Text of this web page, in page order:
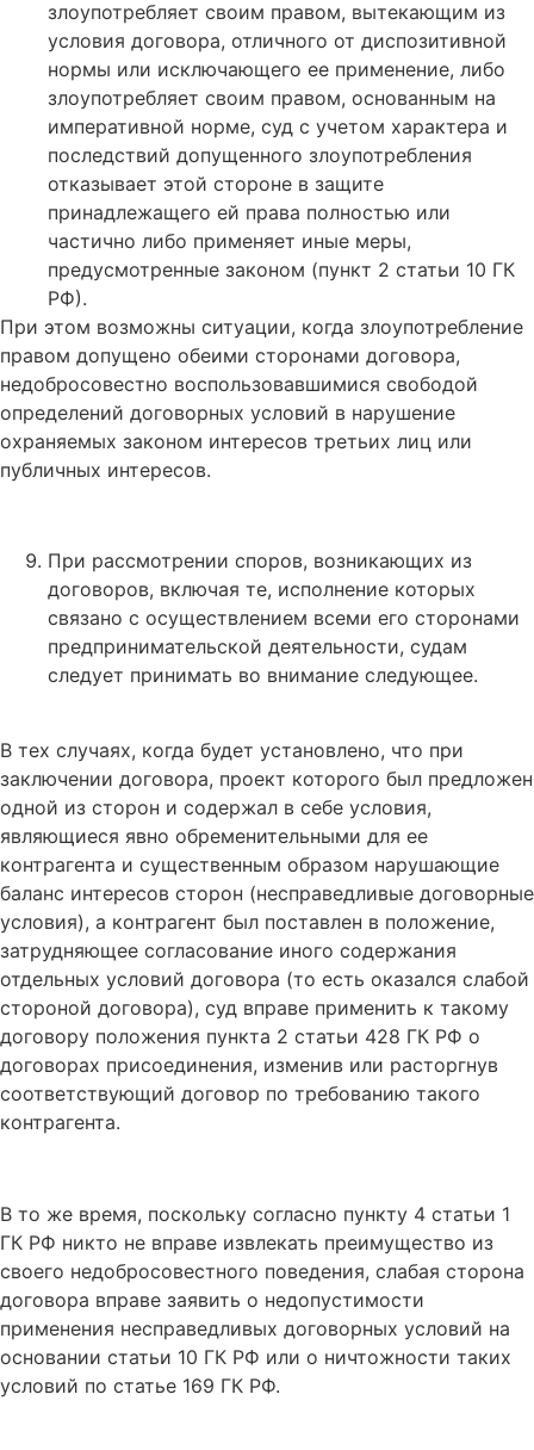
злоупотребляет своим правом, вытекающим из
условия договора, отличного от диспозитивной
нормы или исключающего ее применение, либо
злоупотребляет своим правом, основанным на
императивной норме, суд с учетом характера и
последствий допущенного злоупотребления
отказывает этой стороне в защите
принадлежащего ей права полностью или
частично либо применяет иные меры,
предусмотренные законом (пункт 2 статьи 10 ГК
РФ).
При этом возможны ситуации, когда злоупотребление
правом допущено обеими сторонами договора,
недобросовестно воспользовавшимися свободой
определений договорных условий в нарушение
охраняемых законом интересов третьих лиц или
публичных интересов.
При рассмотрении споров, возникающих из
договоров, включая те, исполнение которых
связано с осуществлением всеми его сторонами
предпринимательской деятельности, судам
следует принимать во внимание следующее.
В тех случаях, когда будет установлено, что при
заключении договора, проект которого был предложен
одной из сторон и содержал в себе условия,
являющиеся явно обременительными для ее
контрагента и существенным образом нарушающие
баланс интересов сторон (несправедливые договорные
условия), а контрагент был поставлен в положение,
затрудняющее согласование иного содержания
отдельных условий договора (то есть оказался слабой
стороной договора), суд вправе применить к такому
договору положения пункта 2 статьи 428 ГК РФ о
договорах присоединения, изменив или расторгнув
соответствующий договор по требованию такого
контрагента.
В то же время, поскольку согласно пункту 4 статьи 1
ГК РФ никто не вправе извлекать преимущество из
своего недобросовестного поведения, слабая сторона
договора вправе заявить о недопустимости
применения несправедливых договорных условий на
основании статьи 10 ГК РФ или о ничтожности таких
условий по статье 169 ГК РФ.